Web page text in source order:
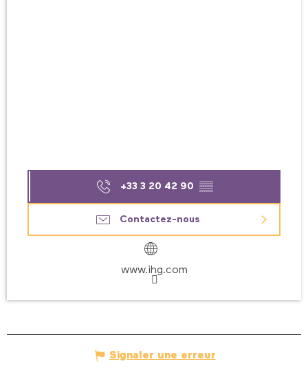
+33 3 20 42 90 ▒▒
Contactez-nous
www.ihg.com
Signaler une erreur